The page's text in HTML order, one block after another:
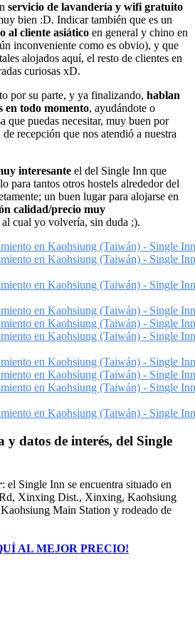
servicio de lavandería y wifi gratuito
bien :D. Indicar también que es un
al cliente asiático en general y chino en
inconveniente como es obvio), y que
alojados aquí, el resto de clientes en
curiosas xD.
por su parte, y ya finalizando, hablan
en todo momento, ayudándote o
que puedas necesitar, muy buen por
recepción que nos atendió a nuestra
interesante el del Single Inn que
para tantos otros hostels alrededor del
un buen lugar para alojarse en
calidad/precio muy
cual yo volvería, sin duda ;).
datos de interés, del Single
: el Single Inn se encuentra situado en
Xinxing Dist., Xinxing, Kaohsiung
Main Station y rodeado de
AL MEJOR PRECIO!